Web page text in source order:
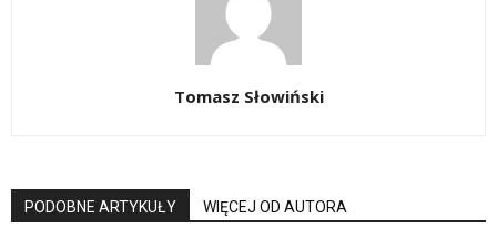
Tomasz Słowiński
PODOBNE ARTYKUŁY WIĘCEJ OD AUTORA